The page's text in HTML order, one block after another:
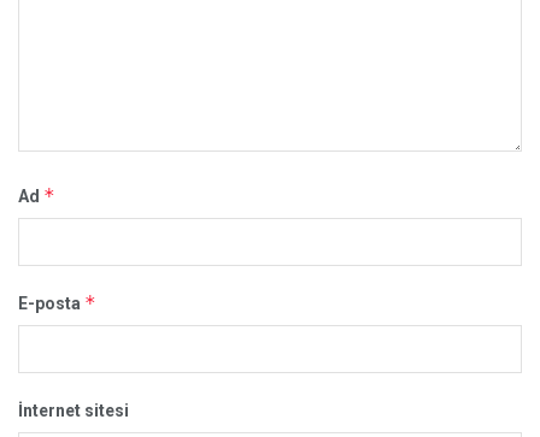
Ad *
E-posta *
İnternet sitesi